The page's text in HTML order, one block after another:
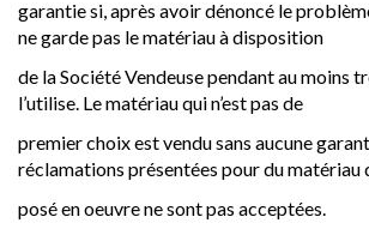
garantie si, après avoir dénoncé le
ne garde pas le matériau à disposition
de la Société Vendeuse pendant au moins
l’utilise. Le matériau qui n’est pas de
premier choix est vendu sans aucune
réclamations présentées pour du matériau
posé en oeuvre ne sont pas acceptées.